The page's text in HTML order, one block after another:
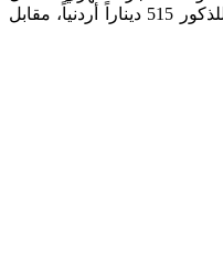
497 ديناراً أردنياً، حيث بلغ المتوسط للذكور 515 ديناراً أردنياً، مقابل